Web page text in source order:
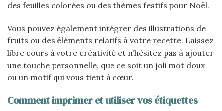
des feuilles colorées ou des thèmes festifs pour Noël.
Vous pouvez également intégrer des illustrations de
fruits ou des éléments relatifs à votre recette. Laissez
libre cours à votre créativité et n’hésitez pas à ajouter
une touche personnelle, que ce soit un joli mot doux
ou un motif qui vous tient à cœur.
Comment imprimer et utiliser vos étiquettes